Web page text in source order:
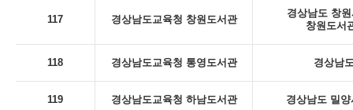
117 경상남도교육청 창원도서관
경상남도 창
창원도서
118 경상남도교육청 통영도서관 경상남
119 경상남도교육청 하남도서관 경상남도 밀